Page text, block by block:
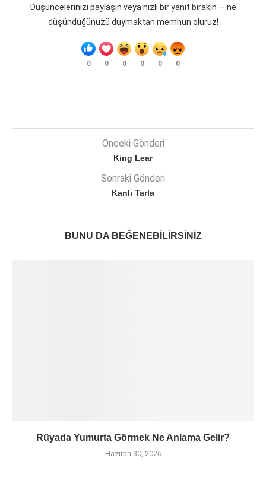
Düşüncelerinizi paylaşın veya hızlı bir yanıt bırakın — ne
düşündüğünüzü duymaktan memnun oluruz!
0 0 0 0 0 0
Önceki Gönderi
King Lear
Sonraki Gönderi
Kanlı Tarla
BUNU DA BEĞENEBILIRSINIZ
Rüyada Yumurta Görmek Ne Anlama Gelir?
Haziran 30, 2026